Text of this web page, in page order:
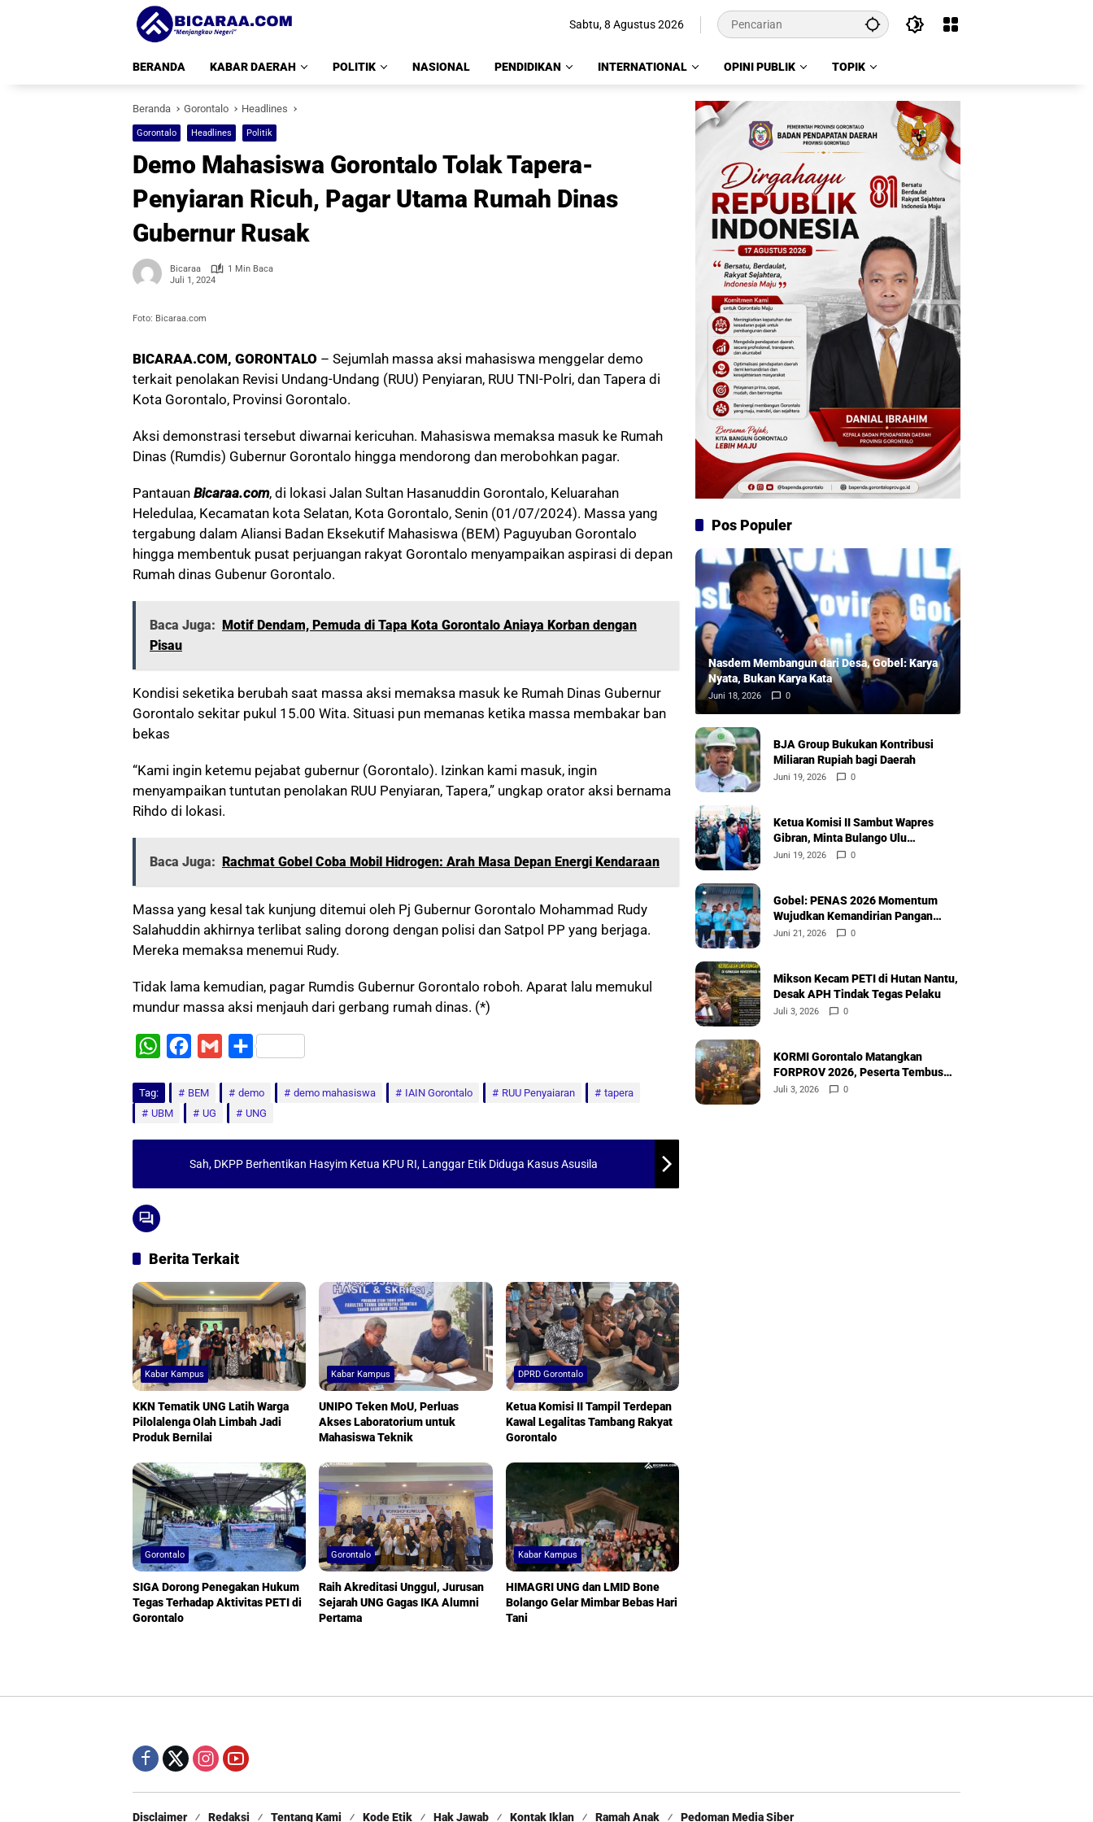
Sabtu, 8 Agustus 2026
BERANDA KABAR DAERAH POLITIK NASIONAL PENDIDIKAN INTERNATIONAL OPINI PUBLIK TOPIK
Beranda Gorontalo Headlines
Gorontalo Headlines Politik
Demo Mahasiswa Gorontalo Tolak Tapera-
Penyiaran Ricuh, Pagar Utama Rumah Dinas
Gubernur Rusak
Bicaraa
1 Min Baca
Juli 1, 2024
Foto: Bicaraa.com
BICARAA.COM, GORONTALO – Sejumlah massa aksi mahasiswa menggelar demo
terkait penolakan Revisi Undang-Undang (RUU) Penyiaran, RUU TNI-Polri, dan Tapera di
Kota Gorontalo, Provinsi Gorontalo.
Aksi demonstrasi tersebut diwarnai kericuhan. Mahasiswa memaksa masuk ke Rumah
Dinas (Rumdis) Gubernur Gorontalo hingga mendorong dan merobohkan pagar.
Pantauan Bicaraa.com, di lokasi Jalan Sultan Hasanuddin Gorontalo, Keluarahan
Heledulaa, Kecamatan kota Selatan, Kota Gorontalo, Senin (01/07/2024). Massa yang
tergabung dalam Aliansi Badan Eksekutif Mahasiswa (BEM) Paguyuban Gorontalo
hingga membentuk pusat perjuangan rakyat Gorontalo menyampaikan aspirasi di depan
Rumah dinas Gubenur Gorontalo.
Baca Juga: Motif Dendam, Pemuda di Tapa Kota Gorontalo Aniaya Korban dengan
Pisau
Kondisi seketika berubah saat massa aksi memaksa masuk ke Rumah Dinas Gubernur
Gorontalo sekitar pukul 15.00 Wita. Situasi pun memanas ketika massa membakar ban
bekas
“Kami ingin ketemu pejabat gubernur (Gorontalo). Izinkan kami masuk, ingin
menyampaikan tuntutan penolakan RUU Penyiaran, Tapera,” ungkap orator aksi bernama
Rihdo di lokasi.
Baca Juga: Rachmat Gobel Coba Mobil Hidrogen: Arah Masa Depan Energi Kendaraan
Massa yang kesal tak kunjung ditemui oleh Pj Gubernur Gorontalo Mohammad Rudy
Salahuddin akhirnya terlibat saling dorong dengan polisi dan Satpol PP yang berjaga.
Mereka memaksa menemui Rudy.
Tidak lama kemudian, pagar Rumdis Gubernur Gorontalo roboh. Aparat lalu memukul
mundur massa aksi menjauh dari gerbang rumah dinas. (*)
W
t
s
p
c
e
b
o
o
a
l
S
a
r
e
Tag: BEM demo demo mahasiswa IAIN Gorontalo RUU Penyaiaran
tapera
UBM
UG UNG
Sah, DKPP Berhentikan Hasyim Ketua KPU RI, Langgar Etik Diduga Kasus Asusila
Berita Terkait
Kabar Kampus
KKN Tematik UNG Latih Warga
Pilolalenga Olah Limbah Jadi
Produk Bernilai
Kabar Kampus
UNIPO Teken MoU, Perluas
Akses Laboratorium untuk
Mahasiswa Teknik
DPRD Gorontalo
Ketua Komisi II Tampil Terdepan
Kawal Legalitas Tambang Rakyat
Gorontalo
Gorontalo
SIGA Dorong Penegakan Hukum
Tegas Terhadap Aktivitas PETI di
Gorontalo
Gorontalo
Raih Akreditasi Unggul, Jurusan
Sejarah UNG Gagas IKA Alumni
Pertama
Kabar Kampus
HIMAGRI UNG dan LMID Bone
Bolango Gelar Mimbar Bebas Hari
Tani
Pos Populer
Nasdem Membangun dari Desa, Gobel: Karya
Nyata, Bukan Karya Kata
Juni 18, 2026 0
BJA Group Bukukan Kontribusi
Miliaran Rupiah bagi Daerah
Juni 19, 2026 0
Ketua Komisi II Sambut Wapres
Gibran, Minta Bulango Ulu
Diprioritaskan
Juni 19, 2026 0
Gobel: PENAS 2026 Momentum
Wujudkan Kemandirian Pangan
Nasional
Juni 21, 2026 0
Mikson Kecam PETI di Hutan Nantu,
Desak APH Tindak Tegas Pelaku
Juli 3, 2026 0
KORMI Gorontalo Matangkan
FORPROV 2026, Peserta Tembus
600
Juli 3, 2026 0
Disclaimer Redaksi Tentang Kami Kode Etik Hak Jawab Kontak Iklan Ramah Anak Pedoman Media Siber